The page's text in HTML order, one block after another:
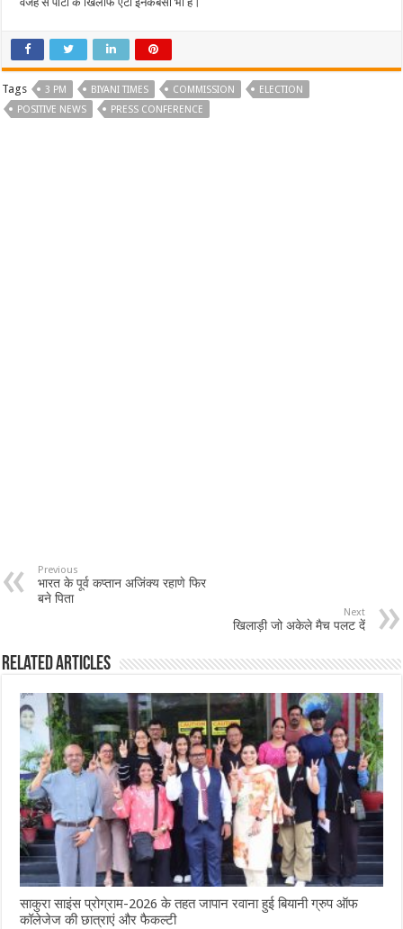
Tags 3 PM BIYANI TIMES COMMISSION
ELECTION
POSITIVE NEWS
PRESS CONFERENCE
Previous
भारत के पूर्व कप्तान अजिंक्य रहाणे फिर
बने पिता
Next
खिलाड़ी जो अकेले मैच पलट दें
Related Articles
साकुरा साइंस प्रोग्राम-2026 के तहत जापान रवाना हुई बियानी ग्रुप ऑफ
कॉलेजेज की छात्राएं और फैकल्टी